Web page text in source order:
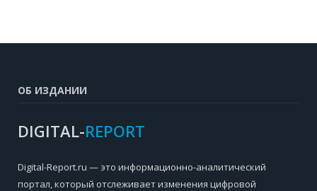
ОБ ИЗДАНИИ
DIGITAL-REPORT
Digital-Report.ru — это информационно-аналитический
портал, который отслеживает изменения цифровой